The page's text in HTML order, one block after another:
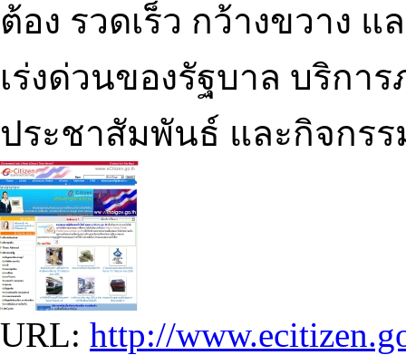
ต้อง รวดเร็ว กว้างขวาง
เร่งด่วนของรัฐบาล บริกา
ประชาสัมพันธ์ และกิจกรร
URL: http://